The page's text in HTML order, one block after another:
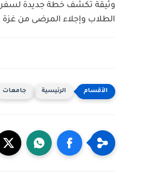
وثيقة تكشف خطة جديدة لسفر
الطلاب وإجلاء المرضى من غزة
الرئيسية جامعات